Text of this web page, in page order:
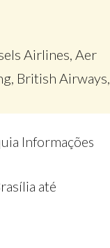
Airlines, Aer
British Airways,
Informações
até